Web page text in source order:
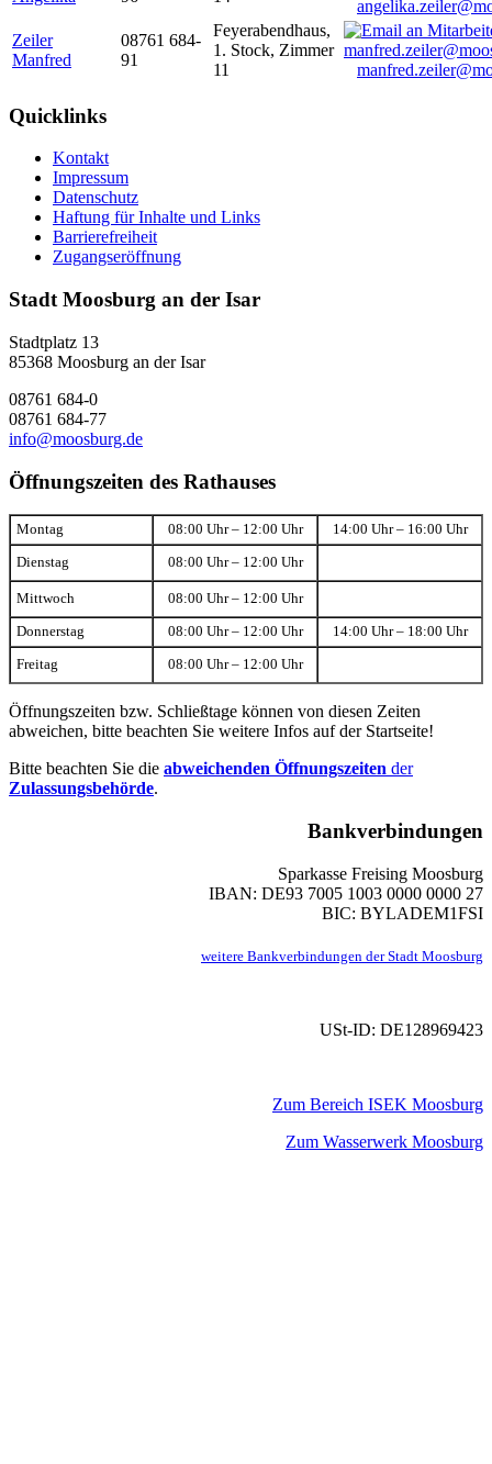
Zeiler
Manfred
08761 684-
91
Feyerabendhaus,
1. Stock, Zimmer
11
Quicklinks
Kontakt
Impressum
Datenschutz
Haftung für Inhalte und Links
Barrierefreiheit
Zugangseröffnung
Stadt Moosburg an der Isar
Stadtplatz 13
85368 Moosburg an der Isar
08761 684-0
08761 684-77
info@moosburg.de
Öffnungszeiten des Rathauses
Montag 08:00 Uhr – 12:00 Uhr 14:00 Uhr – 16:00 Uhr
Dienstag 08:00 Uhr – 12:00 Uhr
Mittwoch 08:00 Uhr – 12:00 Uhr
Donnerstag 08:00 Uhr – 12:00 Uhr 14:00 Uhr – 18:00 Uhr
Freitag 08:00 Uhr – 12:00 Uhr
Öffnungszeiten bzw. Schließtage können von diesen Zeiten
abweichen, bitte beachten Sie weitere Infos auf der Startseite!
Bitte beachten Sie die abweichenden Öffnungszeiten der
Zulassungsbehörde.
Bankverbindungen
Sparkasse Freising Moosburg
IBAN: DE93 7005 1003 0000 0000 27
BIC: BYLADEM1FSI
weitere Bankverbindungen der Stadt Moosburg
USt-ID: DE128969423
Zum Bereich ISEK Moosburg
Zum Wasserwerk Moosburg